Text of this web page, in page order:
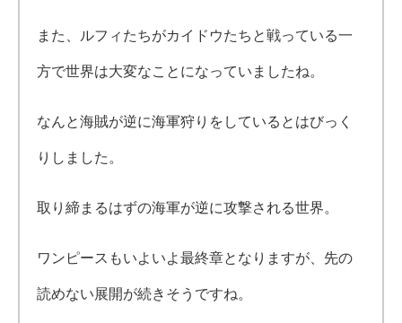
また、ルフィたちがカイドウたちと戦っている一
方で世界は大変なことになっていましたね。
なんと海賊が逆に海軍狩りをしているとはびっく
りしました。
取り締まるはずの海軍が逆に攻撃される世界。
ワンピースもいよいよ最終章となりますが、先の
読めない展開が続きそうですね。